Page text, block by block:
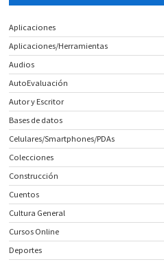
Aplicaciones
Aplicaciones/Herramientas
Audios
AutoEvaluación
Autor y Escritor
Bases de datos
Celulares/Smartphones/PDAs
Colecciones
Construcción
Cuentos
Cultura General
Cursos Online
Deportes